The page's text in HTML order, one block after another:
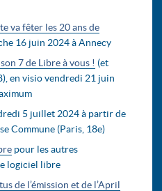
va fêter les 20 ans de
16 juin 2024 à Annecy
7 de Libre à vous ! (et
en visio vendredi 21 juin
5 juillet 2024 à partir de
Commune (Paris, 18e)
pour les autres
logiciel libre
de l’émission et de l’April